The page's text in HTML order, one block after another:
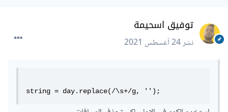
توفيق اسحيمة
نشر24 أغسطس 2021
string = day.replace(/\s+/g, '');